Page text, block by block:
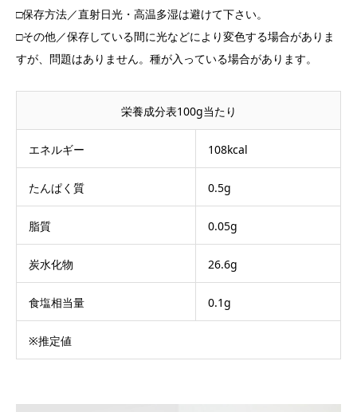
□保存方法／直射日光・高温多湿は避けて下さい。
□その他／保存している間に光などにより変色する場合がありま
すが、問題はありません。種が入っている場合があります。
栄養成分表100g当たり
エネルギー 108kcal
たんぱく質 0.5g
脂質 0.05g
炭水化物 26.6g
食塩相当量 0.1g
※推定値